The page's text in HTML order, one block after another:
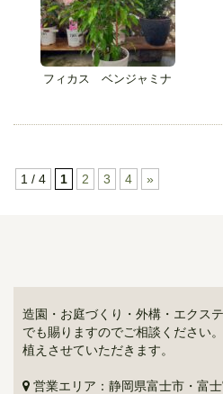
フィカス ベンジャミナ
1 / 4 1 2 3 4 »
造園・お庭づくり・外構・エクス
でも賜りますのでご相談ください
植えさせていただきます。
営業エリア：静岡県富士市・富